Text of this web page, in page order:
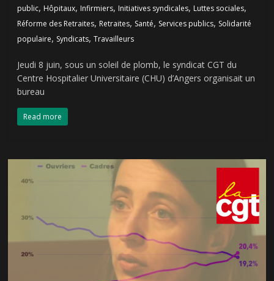
public, Hôpitaux, Infirmiers, Initiatives syndicales, Luttes sociales,
Réforme des Retraites, Retraites, Santé, Services publics, Solidarité
populaire, Syndicats,Travailleurs
Jeudi 8 juin, sous un soleil de plomb, le syndicat CGT du
Centre Hospitalier Universitaire (CHU) d’Angers organisait un
bureau
Read more